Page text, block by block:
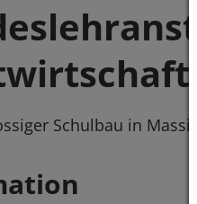
Schulbau in